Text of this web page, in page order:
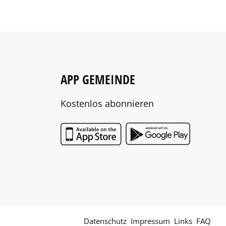
APP GEMEINDE
Kostenlos abonnieren
App Store Google
Datenschutz Impressum Links FAQ